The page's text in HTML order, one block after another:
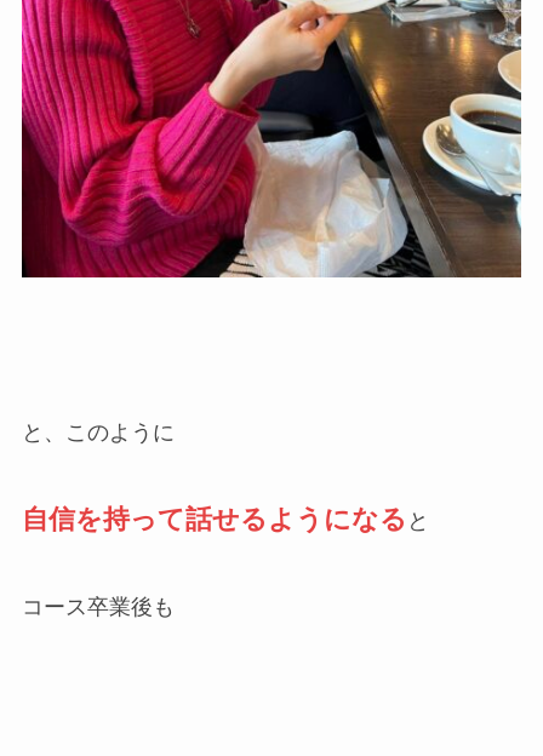
と、このように
自信を持って話せるようになる と
コース卒業後も